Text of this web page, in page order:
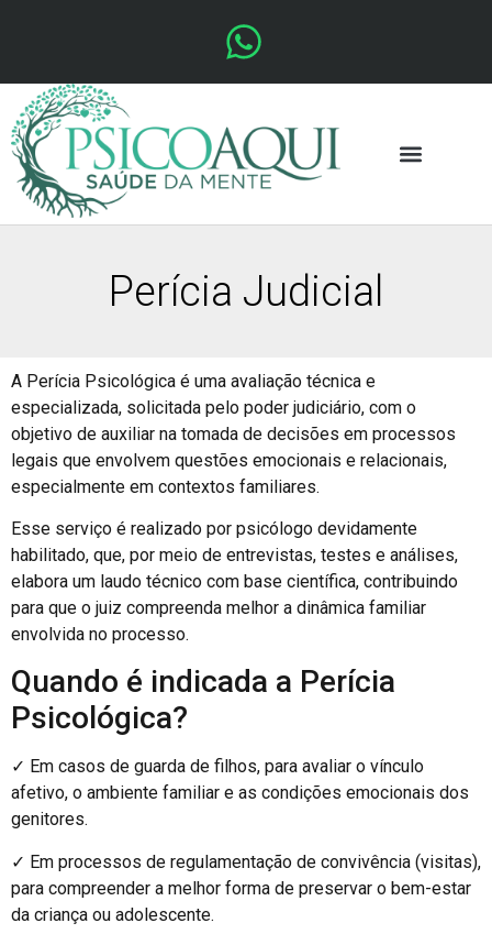
Perícia Judicial
A Perícia Psicológica é uma avaliação técnica e
especializada, solicitada pelo poder judiciário, com o
objetivo de auxiliar na tomada de decisões em processos
legais que envolvem questões emocionais e relacionais,
especialmente em contextos familiares.
Esse serviço é realizado por psicólogo devidamente
habilitado, que, por meio de entrevistas, testes e análises,
elabora um laudo técnico com base científica, contribuindo
para que o juiz compreenda melhor a dinâmica familiar
envolvida no processo.
Quando é indicada a Perícia
Psicológica?
✓ Em casos de guarda de filhos, para avaliar o vínculo
afetivo, o ambiente familiar e as condições emocionais dos
genitores.
✓ Em processos de regulamentação de convivência (visitas),
para compreender a melhor forma de preservar o bem-estar
da criança ou adolescente.